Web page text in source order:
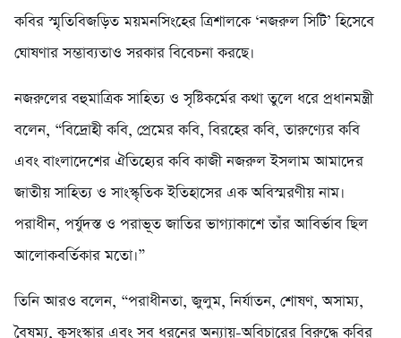
কবির স্মৃতিবিজড়িত ময়মনসিংহের ত্রিশালকে ‘নজরুল সিটি’ হিসেবে
ঘোষণার সম্ভাব্যতাও সরকার বিবেচনা করছে।
নজরুলের বহুমাত্রিক সাহিত্য ও সৃষ্টিকর্মের কথা তুলে ধরে প্রধানমন্ত্রী
বলেন, “বিদ্রোহী কবি, প্রেমের কবি, বিরহের কবি, তারুণ্যের কবি
এবং বাংলাদেশের ঐতিহ্যের কবি কাজী নজরুল ইসলাম আমাদের
জাতীয় সাহিত্য ও সাংস্কৃতিক ইতিহাসের এক অবিস্মরণীয় নাম।
পরাধীন, পর্যুদস্ত ও পরাভূত জাতির ভাগ্যাকাশে তাঁর আবির্ভাব ছিল
আলোকবর্তিকার মতো।”
তিনি আরও বলেন, “পরাধীনতা, জুলুম, নির্যাতন, শোষণ, অসাম্য,
বৈষম্য, কুসংস্কার এবং সব ধরনের অন্যায়-অবিচারের বিরুদ্ধে কবির